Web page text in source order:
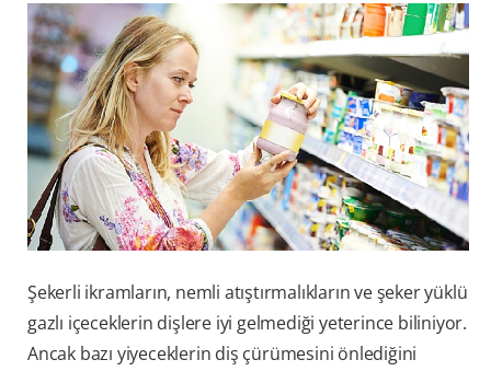
TR (TR)
KAYIT OL
Şekerli ikramların, nemli atıştırmalıkların ve şeker yüklü
gazlı içeceklerin dişlere iyi gelmediği yeterince biliniyor.
Ancak bazı yiyeceklerin diş çürümesini önlediğini